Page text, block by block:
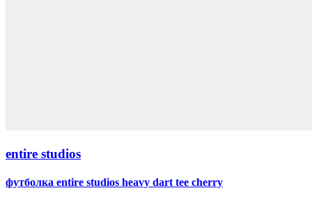
entire studios
футболка entire studios heavy dart tee cherry